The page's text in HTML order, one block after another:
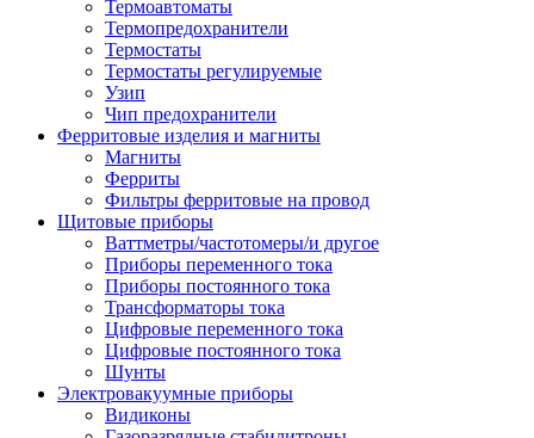
Термоавтоматы
Термопредохранители
Термостаты
Термостаты регулируемые
Узип
Чип предохранители
Ферритовые изделия и магниты
Магниты
Ферриты
Фильтры ферритовые на провод
Щитовые приборы
Ваттметры/частотомеры/и другое
Приборы переменного тока
Приборы постоянного тока
Трансформаторы тока
Цифровые переменного тока
Цифровые постоянного тока
Шунты
Электровакуумные приборы
Видиконы